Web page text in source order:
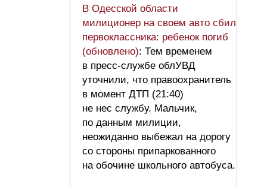
В Одесской области
милиционер на своем авто сбил
первоклассника: ребенок погиб
(обновлено): Тем временем
в пресс-службе облУВД
уточнили, что правоохранитель
в момент ДТП (21:40)
не нес службу. Мальчик,
по данным милиции,
неожиданно выбежал на дорогу
со стороны припаркованного
на обочине школьного автобуса.